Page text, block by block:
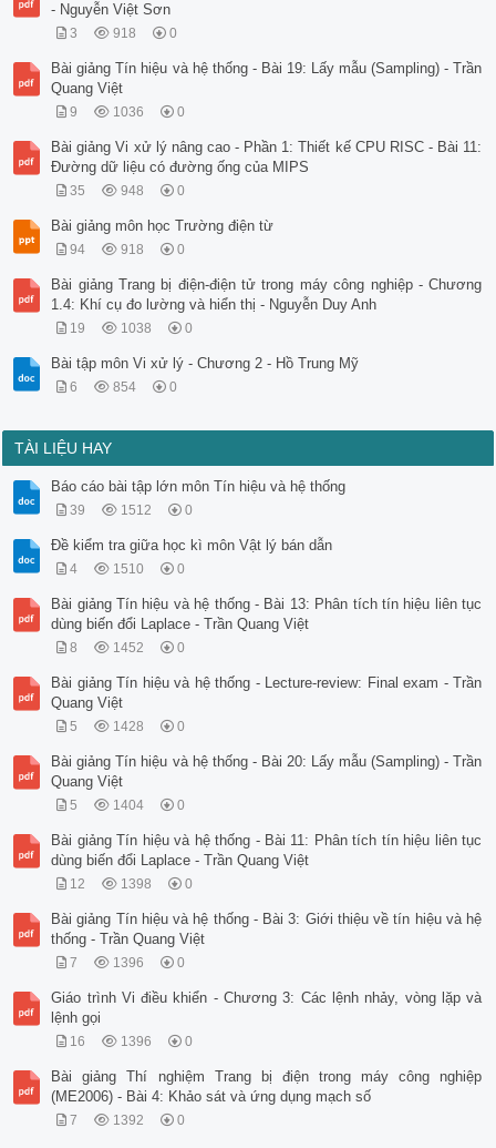
- Nguyễn Việt Sơn
3 918 0
Bài giảng Tín hiệu và hệ thống - Bài 19: Lấy mẫu (Sampling) - Trần
Quang Việt
9 1036 0
Bài giảng Vi xử lý nâng cao - Phần 1: Thiết kế CPU RISC - Bài 11:
Đường dữ liệu có đường ống của MIPS
35 948 0
Bài giảng môn học Trường điện từ
94 918 0
Bài giảng Trang bị điện-điện tử trong máy công nghiệp - Chương
1.4: Khí cụ đo lường và hiển thị - Nguyễn Duy Anh
19 1038 0
Bài tập môn Vi xử lý - Chương 2 - Hồ Trung Mỹ
6 854 0
TÀI LIỆU HAY
Báo cáo bài tập lớn môn Tín hiệu và hệ thống
39 1512 0
Đề kiểm tra giữa học kì môn Vật lý bán dẫn
4 1510 0
Bài giảng Tín hiệu và hệ thống - Bài 13: Phân tích tín hiệu liên tục
dùng biến đổi Laplace - Trần Quang Việt
8 1452 0
Bài giảng Tín hiệu và hệ thống - Lecture-review: Final exam - Trần
Quang Việt
5 1428 0
Bài giảng Tín hiệu và hệ thống - Bài 20: Lấy mẫu (Sampling) - Trần
Quang Việt
5 1404 0
Bài giảng Tín hiệu và hệ thống - Bài 11: Phân tích tín hiệu liên tục
dùng biến đổi Laplace - Trần Quang Việt
12 1398 0
Bài giảng Tín hiệu và hệ thống - Bài 3: Giới thiệu về tín hiệu và hệ
thống - Trần Quang Việt
7 1396 0
Giáo trình Vi điều khiển - Chương 3: Các lệnh nhảy, vòng lặp và
lệnh gọi
16 1396 0
Bài giảng Thí nghiệm Trang bị điện trong máy công nghiệp
(ME2006) - Bài 4: Khảo sát và ứng dụng mạch số
7 1392 0